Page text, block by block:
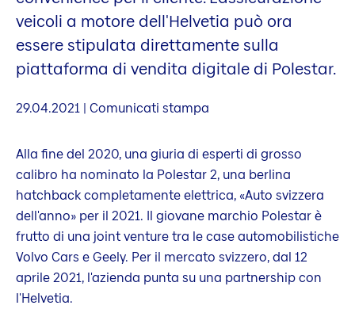
veicoli a motore dell'Helvetia può ora
essere stipulata direttamente sulla
piattaforma di vendita digitale di Polestar.
29.04.2021 | Comunicati stampa
Alla fine del 2020, una giuria di esperti di grosso
calibro ha nominato la Polestar 2, una berlina
hatchback completamente elettrica, «Auto svizzera
dell'anno» per il 2021. Il giovane marchio Polestar è
frutto di una joint venture tra le case automobilistiche
Volvo Cars e Geely. Per il mercato svizzero, dal 12
aprile 2021, l'azienda punta su una partnership con
l'Helvetia.